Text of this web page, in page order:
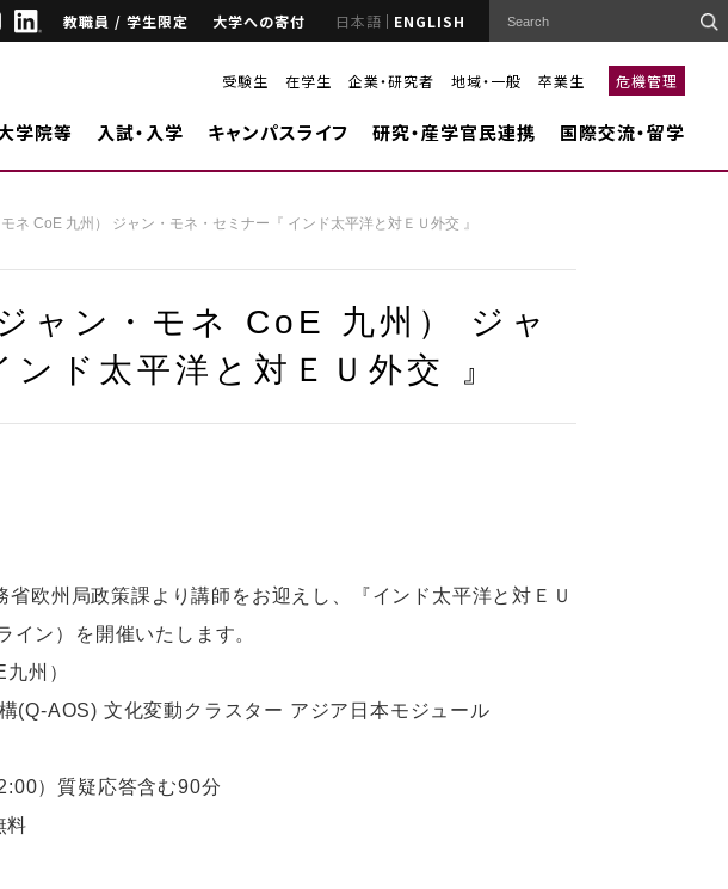
教職員 / 学生限定 大学への寄付 日本語 ENGLISH
受験生 在学生 企業・研究者 地域・一般 卒業生 危機管理
学院等 入試・入学 キャンパスライフ 研究・産学官民連携 国際交流・留学
ネ CoE 九州） ジャン・モネ・セミナー『 インド太平洋と対ＥＵ外交 』
ャン・モネ CoE 九州） ジャ
ド太平洋と対ＥＵ外交 』
欧州局政策課より講師をお迎えし、『インド太平洋と対ＥＵ
ン）を開催いたします。
州）
(Q-AOS) 文化変動クラスター アジア日本モジュール
）質疑応答含む90分
料